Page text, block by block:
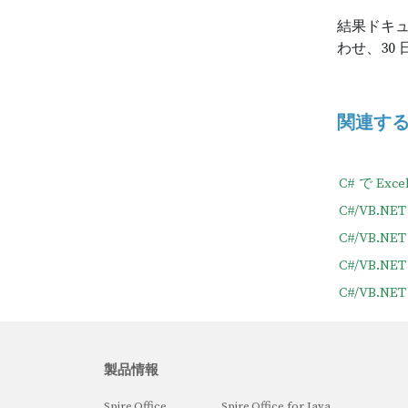
結果ドキ
わせ、30
関連す
C# で
C#/
C#/
C#/
C#/
製品情報